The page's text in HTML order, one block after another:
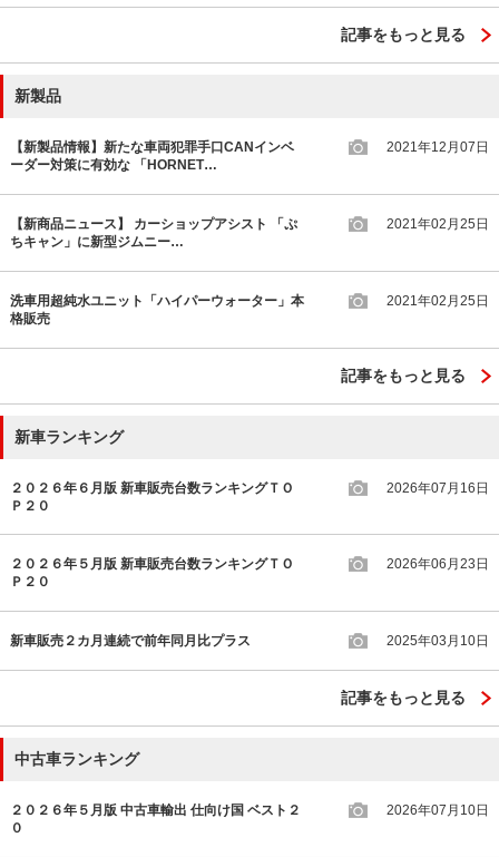
記事をもっと見る
新製品
【新製品情報】新たな車両犯罪手口CANインベ
ーダー対策に有効な 「HORNET…
2021年12月07日
【新商品ニュース】 カーショップアシスト 「ぷ
ちキャン」に新型ジムニー…
2021年02月25日
洗車用超純水ユニット「ハイパーウォーター」本
格販売
2021年02月25日
記事をもっと見る
新車ランキング
２０２６年６月版 新車販売台数ランキングＴＯ
Ｐ２０
2026年07月16日
２０２６年５月版 新車販売台数ランキングＴＯ
Ｐ２０
2026年06月23日
新車販売２カ月連続で前年同月比プラス 2025年03月10日
記事をもっと見る
中古車ランキング
２０２６年５月版 中古車輸出 仕向け国 ベスト２
０
2026年07月10日